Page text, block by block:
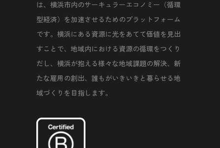
は、横浜市内のサーキュラーエコノミー（循環
型経済）を加速させるためのプラットフォーム
です。横浜にある資源に光をあてて価値を見出
すことで、地域内における資源の循環をつくり
だし、横浜が抱える様々な地域課題の解決、新
たな雇用の創出、誰もがいきいきと暮らせる地
域づくりを目指します。